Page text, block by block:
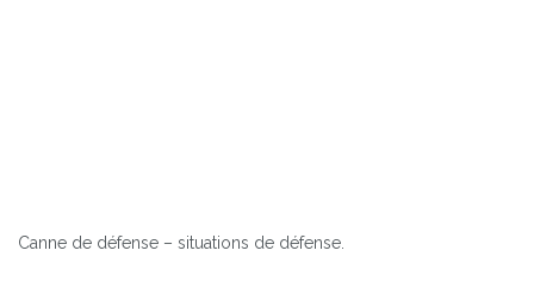
Canne de défense – situations de défense.